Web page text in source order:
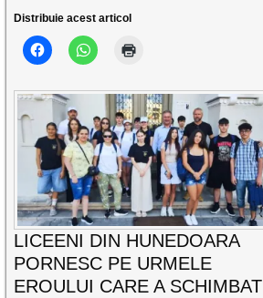
Distribuie acest articol
LICEENI DIN HUNEDOARA
PORNESC PE URMELE
EROULUI CARE A SCHIMBAT